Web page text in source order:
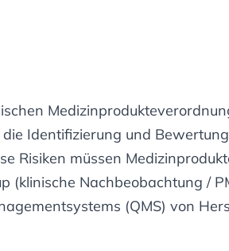
Identifizierung und
Risiken müssen
(klinische Nachbeobachtung /
(QMS) von